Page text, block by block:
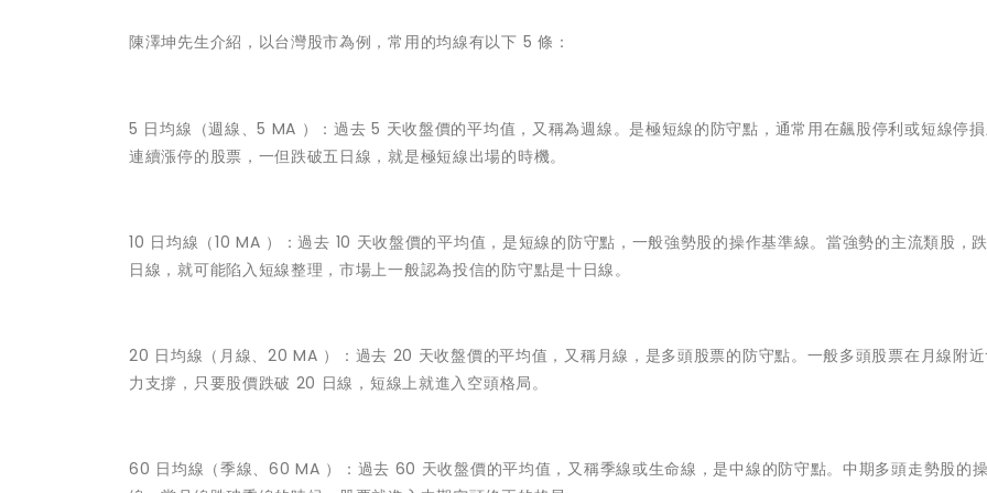
陳澤坤先生介紹，以台灣股市為例，常用的均線有以下 5 條：
5 日均線（週線、5 MA ）：過去 5 天收盤價的平均值，又稱為週線。是極短線的防守點，通常用在飆股停利或短線停
連續漲停的股票，一但跌破五日線，就是極短線出場的時機。
10 日均線（10 MA ）：過去 10 天收盤價的平均值，是短線的防守點，一般強勢股的操作基準線。當強勢的主流類股，
日線，就可能陷入短線整理，市場上一般認為投信的防守點是十日線。
20 日均線（月線、20 MA ）：過去 20 天收盤價的平均值，又稱月線，是多頭股票的防守點。一般多頭股票在月線附
力支撐，只要股價跌破 20 日線，短線上就進入空頭格局。
60 日均線（季線、60 MA ）：過去 60 天收盤價的平均值，又稱季線或生命線，是中線的防守點。中期多頭走勢股的